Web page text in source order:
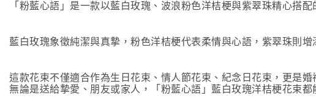
「粉藍心語」是一款以藍白玫瑰、波浪粉色洋桔梗與紫翠珠精心搭
藍白玫瑰象徵純潔與真摯，粉色洋桔梗代表柔情與心語，紫翠珠則
這款花束不僅適合作為生日花束、情人節花束、紀念日花束，更是
無論是送給摯愛、朋友或家人，「粉藍心語」藍白玫瑰洋桔梗花束都